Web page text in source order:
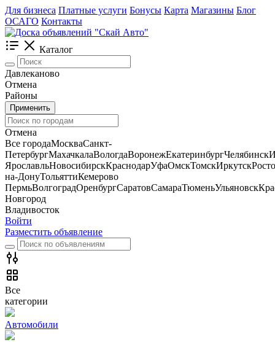
Для бизнеса Платные услуги Бонусы Карта Магазины Блог
ОСАГО Контакты
Каталог
Давлеканово
Отмена
Районы
Применить
Отмена
Все городаМоскваСанкт-
ПетербургМахачкалаВологдаВоронежЕкатеринбургЧелябинск
ЯрославльНовосибирскКраснодарУфаОмскТомскИркутск
на-ДонуТольяттиКемерово
ПермьВолгоградОренбургСаратовСамараТюменьУльяновск
Новгород
Владивосток
Войти
Разместить объявление
Все
категории
Автомобили